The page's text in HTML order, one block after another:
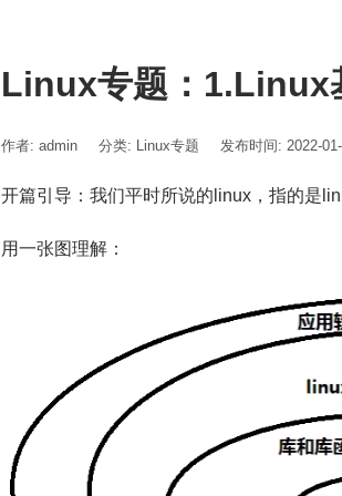
Linux专题：1.Linux
作者: admin 分类: Linux专题 发布时间: 2022-
开篇引导：我们平时所说的linux，指的是
用一张图理解：